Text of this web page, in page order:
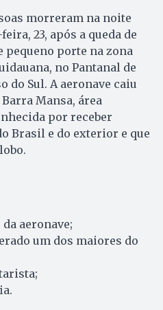
morreram na noite
23, após a queda de
pequeno porte na zona
no Pantanal de
do Sul. A aeronave caiu
Barra Mansa, área
por receber
Brasil e do exterior e que
aeronave;
um dos maiores do